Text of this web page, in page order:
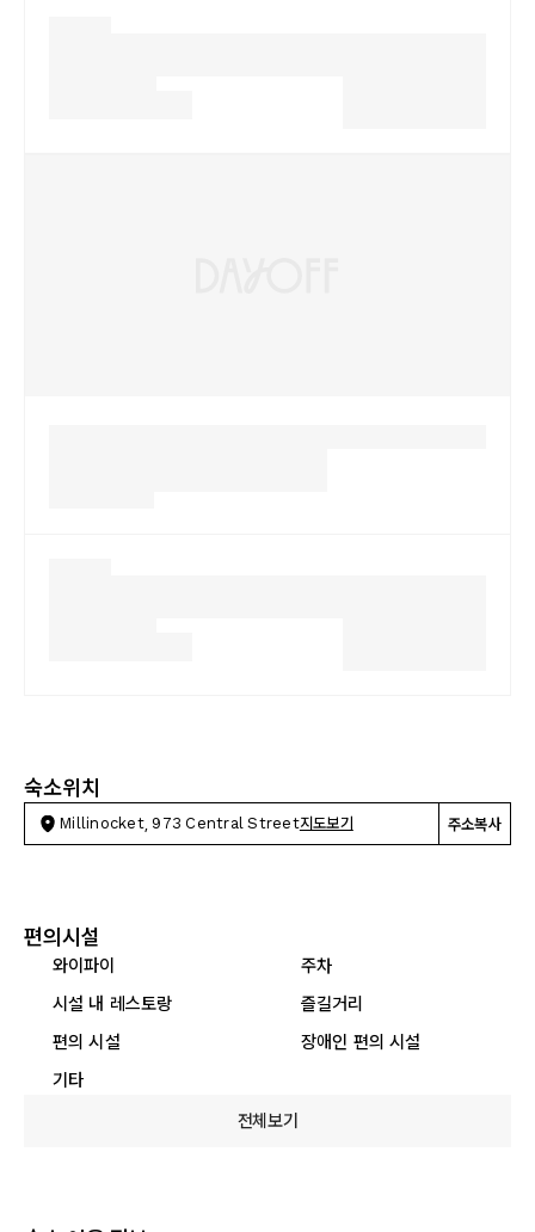
숙소위치
Millinocket, 973 Central Street지도보기 주소복사
편의시설
와이파이
주차
시설 내 레스토랑
즐길거리
편의 시설
장애인 편의 시설
기타
전체보기